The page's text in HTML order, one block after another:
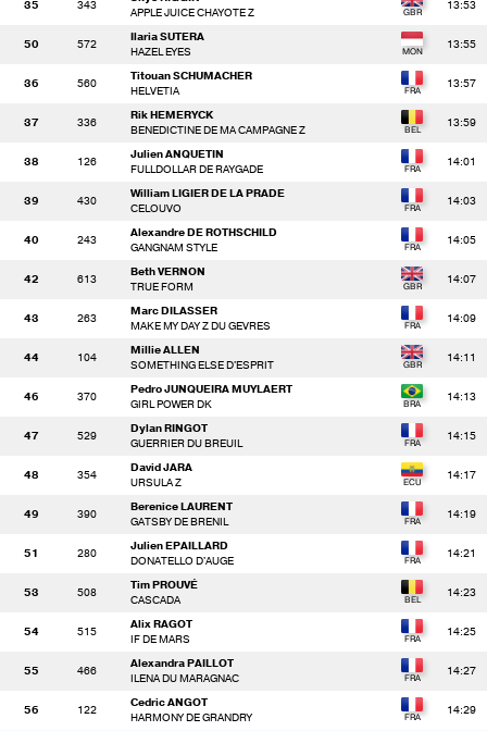
35 343
APPLE JUICE CHAYOTE Z
13:53
50 572
Ilaria SUTERA
HAZEL EYES
13:55
36 560
Titouan SCHUMACHER
HELVETIA
13:57
37 336
Rik HEMERYCK
BENEDICTINE DE MA CAMPAGNE Z
13:59
38 126
Julien ANQUETIN
FULLDOLLAR DE RAYGADE
14:01
39 430
William LIGIER DE LA PRADE
CELOUVO
14:03
40 243
Alexandre DE ROTHSCHILD
GANGNAM STYLE
14:05
42 613
Beth VERNON
TRUE FORM
14:07
43 263
Marc DILASSER
MAKE MY DAY Z DU GEVRES
14:09
44 104
Millie ALLEN
SOMETHING ELSE D'ESPRIT
14:11
46 370
Pedro JUNQUEIRA MUYLAERT
GIRL POWER DK
14:13
47 529
Dylan RINGOT
GUERRIER DU BREUIL
14:15
48 354
David JARA
URSULA Z
14:17
49 390
Berenice LAURENT
GATSBY DE BRENIL
14:19
51 280
Julien EPAILLARD
DONATELLO D'AUGE
14:21
53 508
Tim PROUVÉ
CASCADA
14:23
54 515
Alix RAGOT
IF DE MARS
14:25
55 466
Alexandra PAILLOT
ILENA DU MARAGNAC
14:27
56 122
Cedric ANGOT
HARMONY DE GRANDRY
14:29